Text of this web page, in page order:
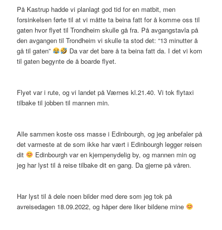
På Kastrup hadde vi planlagt god tid for en matbit, men
forsinkelsen førte til at vi måtte ta beina fatt for å komme oss til
gaten hvor flyet til Trondheim skulle gå fra. På avgangstavla på
den avgangen til Trondheim vi skulle ta stod det: “13 minutter å
gå til gaten”
Da var det bare å ta beina fatt da. I det vi kom
til gaten begynte de å boarde flyet.
Flyet var i rute, og vi landet på Værnes kl.21.40. Vi tok flytaxi
tilbake til jobben til mannen min.
Alle sammen koste oss masse i Edinbourgh, og jeg anbefaler på
det varmeste at de som ikke har vært i Edinbourgh legger reisen
dit
Edinbourgh var en kjempenydelig by, og mannen min og
jeg har lyst til å reise tilbake dit en gang. Da gjerne på våren.
Har lyst til å dele noen bilder med dere som jeg tok på
avreisedagen 18.09.2022, og håper dere liker bildene mine